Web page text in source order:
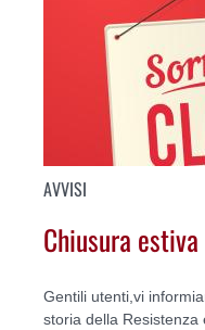
AVVISI
Chiusura estiva
Gentili utenti,vi
storia della